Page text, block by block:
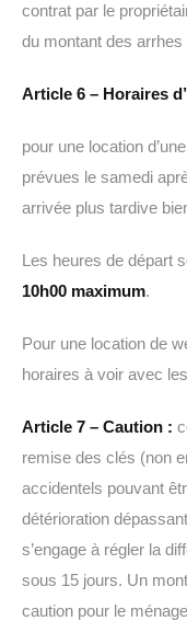
contrat par le
du montant des
Article 6 – Horaires
pour une location
prévues le samedi
arrivée plus tardive
Les heures de départ
10h00 maximum.
Pour une location de
horaires à voir avec
Article 7 – Caution :
remise des clés (non
accidentels pouvant
détérioration
s’engage à régler la
sous 15 jours. Un
caution pour le